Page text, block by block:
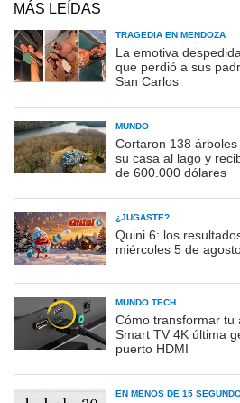
MÁS LEÍDAS
TRAGEDIA EN MENDOZA
La emotiva
que perdió a sus
San Carlos
MUNDO
Cortaron 138
su casa al lago y
de 600.000 dólares
¿JUGASTE?
Quini 6: los
miércoles 5 de
MUNDO TECH
Cómo transformar tu
Smart TV 4K última
puerto HDMI
EN MENOS DE 15